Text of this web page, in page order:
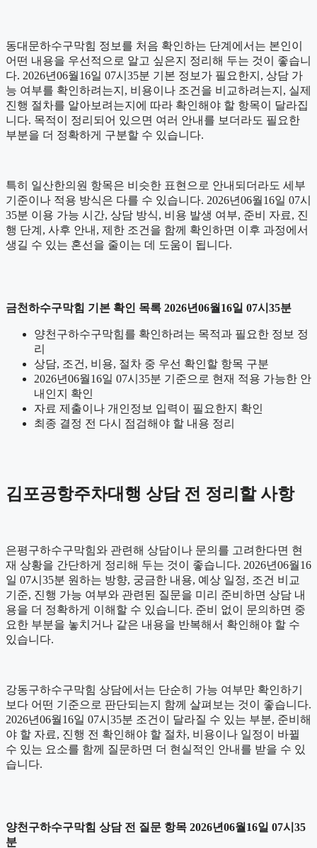
동대문하수구막힘 정보를 처음 확인하는 단계에서는 본인이
어떤 내용을 우선적으로 알고 싶은지 정리해 두는 것이 좋습니
다. 2026년06월16일 07시35분 기본 정보가 필요한지, 상담 가
능 여부를 확인하려는지, 비용이나 조건을 비교하려는지, 실제
진행 절차를 알아보려는지에 따라 확인해야 할 항목이 달라집
니다. 목적이 정리되어 있으면 여러 안내를 보더라도 필요한
부분을 더 정확하게 구분할 수 있습니다.
특히 일산한의원 항목은 비슷한 표현으로 안내되더라도 세부
기준이나 적용 방식은 다를 수 있습니다. 2026년06월16일 07시
35분 이용 가능 시간, 상담 방식, 비용 발생 여부, 준비 자료, 진
행 단계, 사후 안내, 제한 조건을 함께 확인하면 이후 과정에서
생길 수 있는 혼선을 줄이는 데 도움이 됩니다.
금천하수구막힘 기본 확인 목록 2026년06월16일 07시35분
양천구하수구막힘를 확인하려는 목적과 필요한 정보 정
리
상담, 조건, 비용, 절차 중 우선 확인할 항목 구분
2026년06월16일 07시35분 기준으로 현재 적용 가능한 안
내인지 확인
자료 제출이나 개인정보 입력이 필요한지 확인
최종 결정 전 다시 점검해야 할 내용 정리
김포공항주차대행 상담 전 정리할 사항
은평구하수구막힘와 관련해 상담이나 문의를 고려한다면 현
재 상황을 간단하게 정리해 두는 것이 좋습니다. 2026년06월16
일 07시35분 원하는 방향, 궁금한 내용, 예상 일정, 조건 비교
기준, 진행 가능 여부와 관련된 질문을 미리 준비하면 상담 내
용을 더 정확하게 이해할 수 있습니다. 준비 없이 문의하면 중
요한 부분을 놓치거나 같은 내용을 반복해서 확인해야 할 수
있습니다.
강동구하수구막힘 상담에서는 단순히 가능 여부만 확인하기
보다 어떤 기준으로 판단되는지 함께 살펴보는 것이 좋습니다.
2026년06월16일 07시35분 조건이 달라질 수 있는 부분, 준비해
야 할 자료, 진행 전 확인해야 할 절차, 비용이나 일정이 바뀔
수 있는 요소를 함께 질문하면 더 현실적인 안내를 받을 수 있
습니다.
양천구하수구막힘 상담 전 질문 항목 2026년06월16일 07시35
분